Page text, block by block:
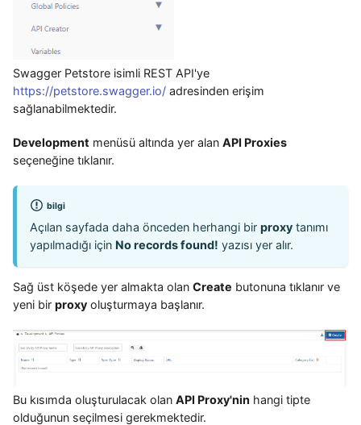
Swagger Petstore isimli REST API'ye
https://petstore.swagger.io/ adresinden erişim
sağlanabilmektedir.
Development menüsü altında yer alan API Proxies
seçeneğine tıklanır.
bilgi
Açılan sayfada daha önceden herhangi bir proxy tanımı
yapılmadığı için No records found! yazısı yer alır.
Sağ üst köşede yer almakta olan Create butonuna tıklanır ve
yeni bir proxy oluşturmaya başlanır.
Bu kısımda oluşturulacak olan API Proxy'nin hangi tipte
olduğunun seçilmesi gerekmektedir.